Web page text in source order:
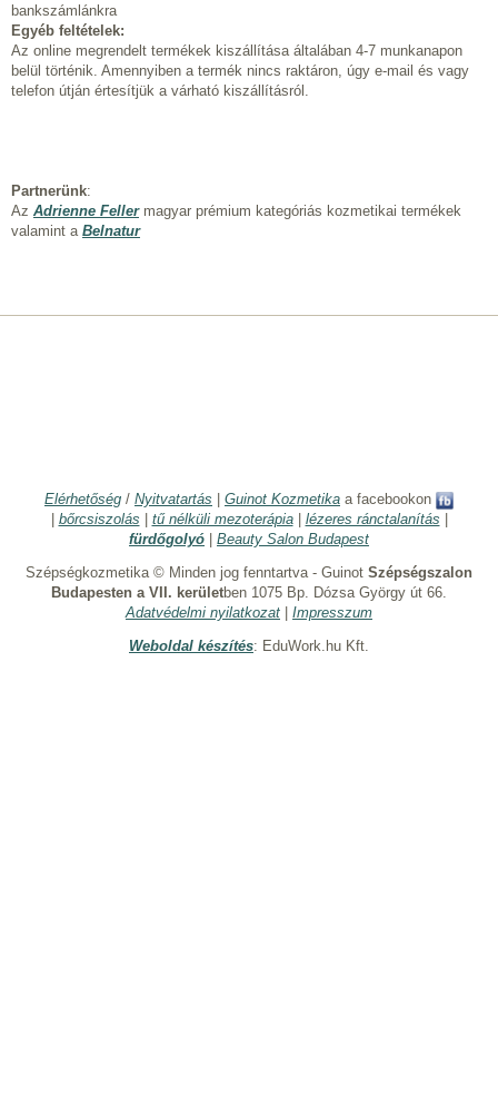
bankszámlánkra
Egyéb feltételek:
Az online megrendelt termékek kiszállítása általában 4-7 munkanapon
belül történik. Amennyiben a termék nincs raktáron, úgy e-mail és vagy
telefon útján értesítjük a várható kiszállításról.
Partnerünk:
Az Adrienne Fellermagyar prémium kategóriás kozmetikai termékek
valamint a Belnatur
Elérhetőség / Nyitvatartás Guinot Kozmetika a facebookon
bőrcsiszolás tű nélküli mezoterápia| lézeres ránctalanítás
fürdőgolyó
Beauty Salon Budapest
Szépségkozmetika © Minden jog fenntartva - Guinot Szépségszalon
Budapesten a VII. kerületben 1075 Bp. Dózsa György út 66.
Adatvédelmi nyilatkozat
Impresszum
Weboldal készítés: EduWork.hu Kft.